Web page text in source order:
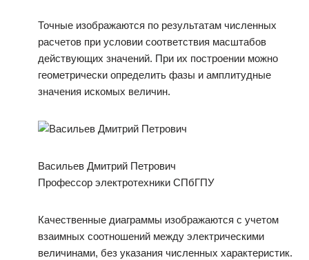
Точные изображаются по результатам численных
расчетов при условии соответствия масштабов
действующих значений. При их построении можно
геометрически определить фазы и амплитудные
значения искомых величин.
Васильев Дмитрий Петрович
Профессор электротехники СПбГПУ
Качественные диаграммы изображаются с учетом
взаимных соотношений между электрическими
величинами, без указания численных характеристик.